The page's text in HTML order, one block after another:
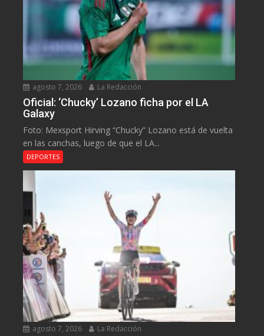
agosto 7, 2026 La Redacción
Oficial: ‘Chucky’ Lozano ficha por el LA
Galaxy
Foto: Mexsport Hirving “Chucky” Lozano está de vuelta
en las canchas, luego de que el LA...
DEPORTES
agosto 7, 2026 La Redacción